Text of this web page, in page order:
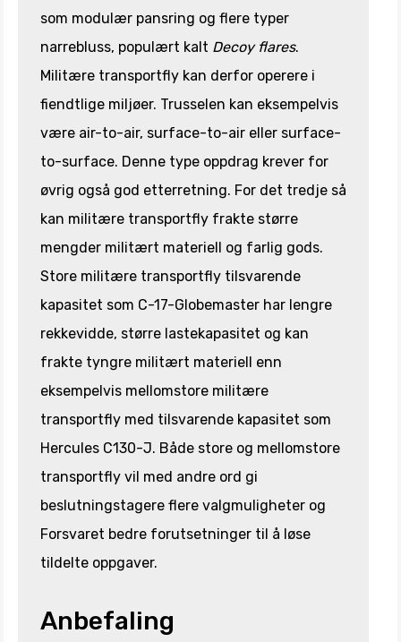
som modulær pansring og flere typer
narrebluss, populært kalt Decoy flares.
Militære transportfly kan derfor operere i
fiendtlige miljøer. Trusselen kan eksempelvis
være air-to-air, surface-to-air eller surface-
to-surface. Denne type oppdrag krever for
øvrig også god etterretning. For det tredje så
kan militære transportfly frakte større
mengder militært materiell og farlig gods.
Store militære transportfly tilsvarende
kapasitet som C-17-Globemaster har lengre
rekkevidde, større lastekapasitet og kan
frakte tyngre militært materiell enn
eksempelvis mellomstore militære
transportfly med tilsvarende kapasitet som
Hercules C130-J. Både store og mellomstore
transportfly vil med andre ord gi
beslutningstagere flere valgmuligheter og
Forsvaret bedre forutsetninger til å løse
tildelte oppgaver.
Anbefaling